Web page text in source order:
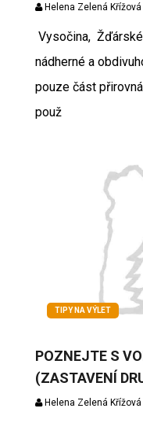
Helena Zelená Křížová
Vysočina,
nádherné a
pouze část
použ
TIPY NA VÝLET
POZNEJTE S
(ZASTAVENÍ
Helena Zelená Křížová